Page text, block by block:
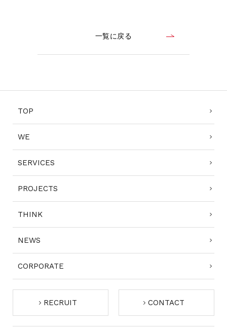
一覧に戻る
TOP
WE
SERVICES
PROJECTS
THINK
NEWS
CORPORATE
RECRUIT CONTACT